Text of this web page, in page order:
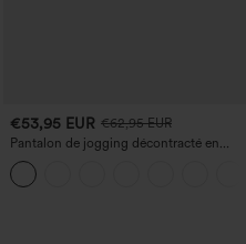
€53,95 EUR €62,95 EUR
Pantalon de jogging décontracté en
French terry à imprimé denim, taille mi-
haute, style jean, avec poches